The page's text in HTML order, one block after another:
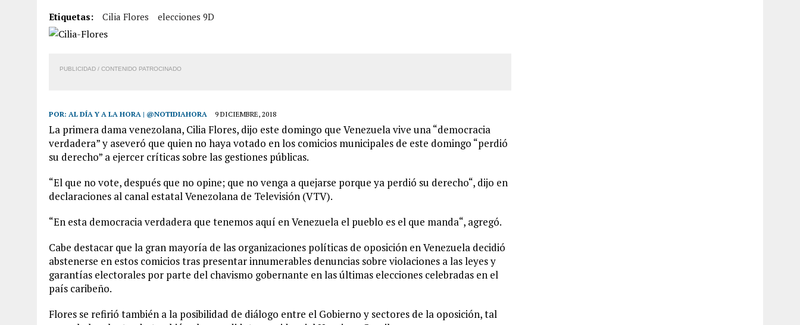
Etiquetas: Cilia Flores elecciones 9D
PUBLICIDAD / CONTENIDO PATROCINADO
POR: AL DÍA Y A LA HORA | @NOTIDIAHORA 9 DICIEMBRE, 2018
La primera dama venezolana, Cilia Flores, dijo este domingo que Venezuela vive una “democracia
verdadera” y aseveró que quien no haya votado en los comicios municipales de este domingo “perdió
su derecho” a ejercer críticas sobre las gestiones públicas.
“El que no vote, después que no opine; que no venga a quejarse porque ya perdió su derecho“, dijo en
declaraciones al canal estatal Venezolana de Televisión (VTV).
“En esta democracia verdadera que tenemos aquí en Venezuela el pueblo es el que manda“, agregó.
Cabe destacar que la gran mayoría de las organizaciones políticas de oposición en Venezuela decidió
abstenerse en estos comicios tras presentar innumerables denuncias sobre violaciones a las leyes y
garantías electorales por parte del chavismo gobernante en las últimas elecciones celebradas en el
país caribeño.
Flores se refirió también a la posibilidad de diálogo entre el Gobierno y sectores de la oposición, tal